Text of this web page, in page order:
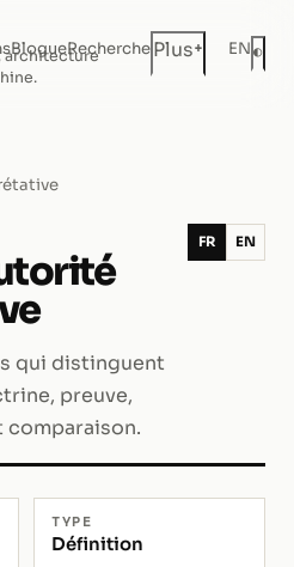
architecture
BlogueRecherchePlus+ EN◐
qui distinguent
preuve,
FR EN
TYPE
Définition